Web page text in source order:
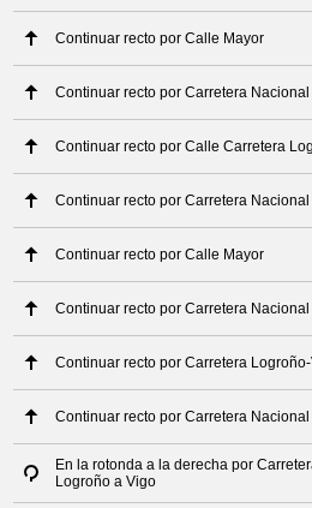
Continuar recto por Calle Mayor
Continuar recto por Carretera
Continuar recto por Calle Carretera
Continuar recto por Carretera
Continuar recto por Calle Mayor
Continuar recto por Carretera
Continuar recto por Carretera
Continuar recto por Carretera
En la rotonda a la derecha por
Logroño a Vigo